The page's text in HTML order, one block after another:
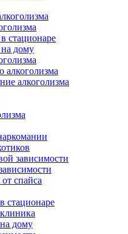
стационаре
на дому
алкоголизма
алкоголизма
зависимости
спайса
стационаре
дому